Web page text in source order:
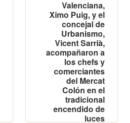
Valenciana,
Ximo Puig, y el
concejal de
Urbanismo,
Vicent Sarrià,
acompañaron a
los chefs y
comerciantes
del Mercat
Colón en el
tradicional
encendido de
luces